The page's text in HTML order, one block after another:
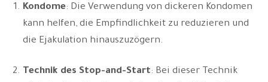
Kondome: Die Verwendung von dickeren Kondomen
kann helfen, die Empfindlichkeit zu reduzieren und
die Ejakulation hinauszuzögern.
Technik des Stop-and-Start: Bei dieser Technik